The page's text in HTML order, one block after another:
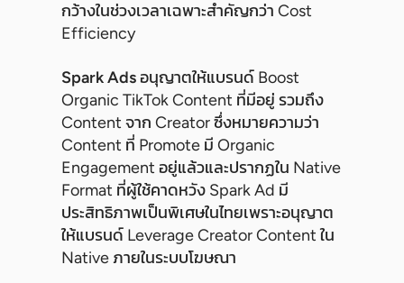
กว้างในช่วงเวลาเฉพาะสำคัญกว่า Cost
Efficiency
Spark Ads อนุญาตให้แบรนด์ Boost
Organic TikTok Content ที่มีอยู่ รวมถึง
Content จาก Creator ซึ่งหมายความว่า
Content ที่ Promote มี Organic
Engagement อยู่แล้วและปรากฏใน Native
Format ที่ผู้ใช้คาดหวัง Spark Ad มี
ประสิทธิภาพเป็นพิเศษในไทยเพราะอนุญาต
ให้แบรนด์ Leverage Creator Content ใน
Native ภายในระบบโฆษณา